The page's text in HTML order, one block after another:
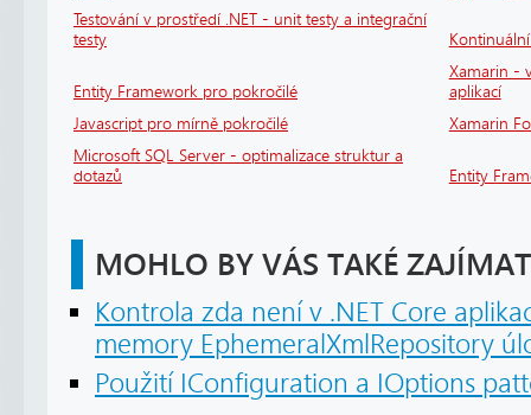
Testování v prostředí .NET - unit testy a integrační
testy
Entity Framework pro pokročilé
Xamarin -
aplikací
Javascript pro mírně pokročilé
Xamarin
Microsoft SQL Server - optimalizace struktur a
dotazů
Entity
MOHLO BY VÁS TAKÉ ZAJÍMAT
Kontrola zda není v .NET Core
memory EphemeralXmlRepository
Použití IConfiguration a IOptions